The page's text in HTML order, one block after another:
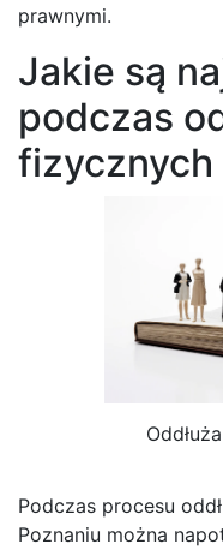
prawnymi.
Jakie są
podczas
fizycznych
Podczas procesu
Poznaniu można